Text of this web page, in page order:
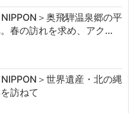
＞奥飛騨温泉郷の平
春の訪れを求め、アク…
＞世界遺産・北の縄
訪ねて